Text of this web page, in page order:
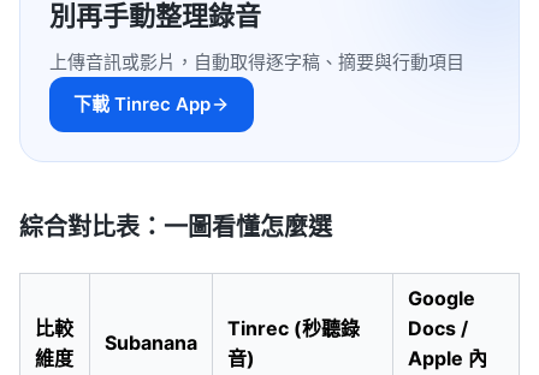
別再手動整理錄音
上傳音訊或影片，自動取得逐字稿、摘要與行動項目
下載 Tinrec App
綜合對比表：一圖看懂怎麼選
比較
維度
Subanana
Tinrec (秒聽錄
音)
Google
Docs /
Apple 內